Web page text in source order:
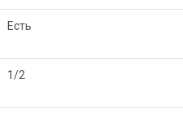
Есть
1/2